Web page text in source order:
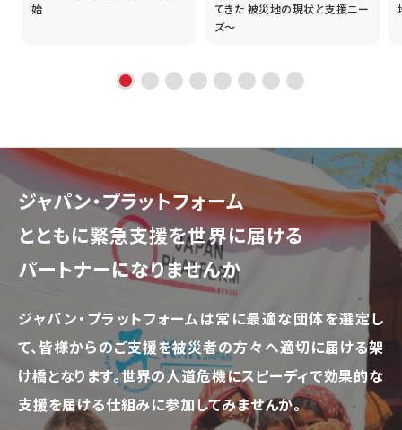
始
てきた 被災地の現状と支援ニー
ズ～
ジャパン・プラットフォーム
とともに緊急支援を世界に届ける
パートナーになりませんか
ジャパン・プラットフォームは常に最適な団体を選定し
て、皆様からのご支援を被災者の方々へ適切に届ける架
け橋となります。世界の人道危機にスピーディで効果的な
支援を届ける仕組みに参加してみませんか。